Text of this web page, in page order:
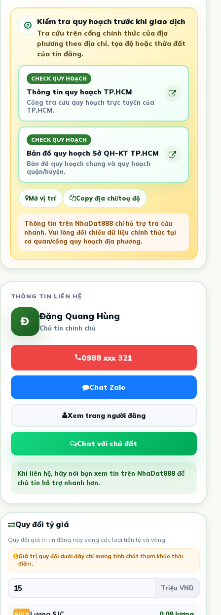
Kiểm tra quy hoạch trước khi giao dịch
Tra cứu trên cổng chính thức của địa
phương theo địa chỉ, tọa độ hoặc thửa đất
của tin đăng.
CHECK QUY HOẠCH
Thông tin quy hoạch TP.HCM
Cổng tra cứu quy hoạch trực tuyến của
TP.HCM.
CHECK QUY HOẠCH
Bản đồ quy hoạch Sở QH-KT TP.HCM
Bản đồ quy hoạch chung và quy hoạch
quận/huyện.
Mở vị trí Copy địa chỉ/toạ độ
Thông tin trên NhaDat888 chỉ hỗ trợ tra cứu
nhanh. Vui lòng đối chiếu dữ liệu chính thức tại
cơ quan/cổng quy hoạch địa phương.
THÔNG TIN LIÊN HỆ
Đ Đặng Quang Hùng
Chủ tin chính chủ
0988 xxx 321
Chat Zalo
Xem trang người đăng
Chat với chủ đất
Khi liên hệ, hãy nói bạn xem tin trên NhaDat888 để
chủ tin hỗ trợ nhanh hơn.
Quy đổi tỷ giá
Quy đổi giá trị tin đăng này sang các loại tiền tệ và vàng:
Giá trị quy đổi dưới đây chỉ mang tính chất tham khảo thời
điểm.
GOLD